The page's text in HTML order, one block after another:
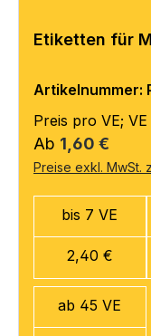
Etiketten für
Artikelnummer:
Preis pro VE;
Regulärer Preis:
Ab 1,60 €
Preise exkl. MwSt.
bis 7 VE
2,40 €
ab 45 VE